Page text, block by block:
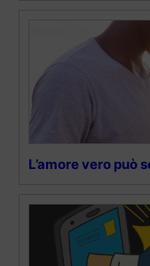
L’amore vero può